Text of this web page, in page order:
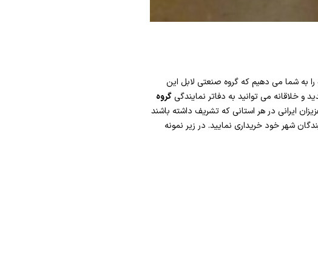
به شما می دهیم که گروه صنعتی لابل این
و خلاقانه می توانید به دفاتر نمایندگی گروه
ایرانی در هر استانی که تشریف داشته باشند
شهر خود خریداری نمایید. در زیر نمونه